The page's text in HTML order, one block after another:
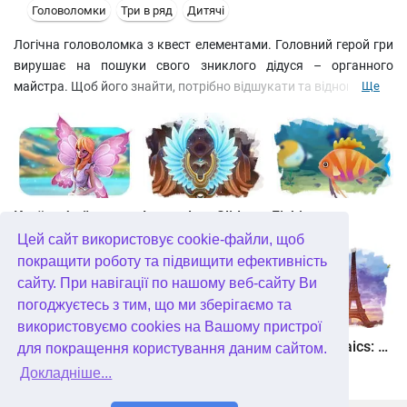
Цей сайт використовує cookie-файли, щоб
покращити роботу та підвищити ефективність
сайту. При навігації по нашому веб-сайту Ви
погоджуєтесь з тим, що ми зберігаємо та
використовуємо cookies на Вашому пристрої
для покращення користування даним сайтом.
Докладніше...
Головоломки Три в ряд Дитячі
Логічна головоломка з квест елементами. Головний герой гри
вирушає на пошуки свого зниклого дідуся – органного
майстра. Щоб його знайти, потрібно відшукати та відновити всі
зібрати з окремих геометричних фігур чарівні мелодії. В
нагороду ви отримаєте золоті шедеври класичної музики,
твори Моцарта та Баха, Бородіна та Чайковського.
Ще
Країна фей Legendary Slide Fishjong
Квадріум Пас'янс Білосніжка. Зачароване королівство Travel Mosaics: A Paris Tour